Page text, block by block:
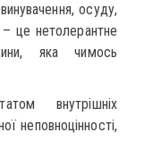
осуду,
це нетолерантне
яка чимось
внутрішніх
неповноцінності,